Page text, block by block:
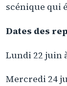
scénique qui
Dates des
Lundi 22 juin
Mercredi 24